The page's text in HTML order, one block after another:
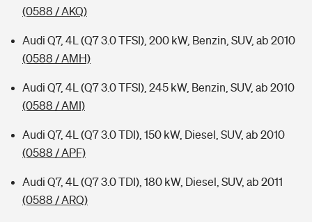
(0588 / AKQ)
Audi Q7, 4L (Q7 3.0 TFSI), 200 kW, Benzin, SUV, ab 2010
(0588 / AMH)
Audi Q7, 4L (Q7 3.0 TFSI), 245 kW, Benzin, SUV, ab 2010
(0588 / AMI)
Audi Q7, 4L (Q7 3.0 TDI), 150 kW, Diesel, SUV, ab 2010
(0588 / APF)
Audi Q7, 4L (Q7 3.0 TDI), 180 kW, Diesel, SUV, ab 2011
(0588 / ARQ)